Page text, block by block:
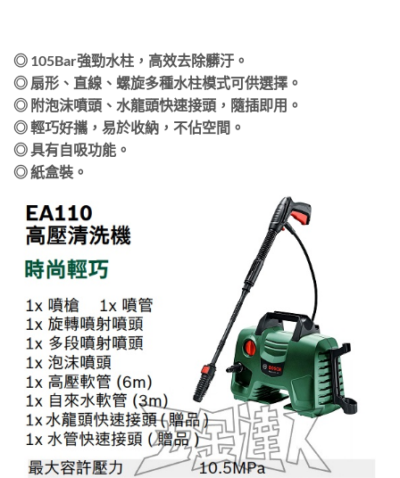
◎ 105Bar強勁水柱，高效去除髒汙。
◎ 扇形、直線、螺旋多種水柱模式可供選擇。
◎ 附泡沫噴頭、水龍頭快速接頭，隨插即用。
◎ 輕巧好攜，易於收納，不佔空間。
◎ 具有自吸功能。
◎ 紙盒裝。